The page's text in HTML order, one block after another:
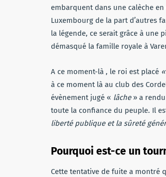
embarquent dans une calèche
Luxembourg de la part d’autres
la légende, ce serait grâce à une
démasqué la famille royale à
A ce moment-là , le roi est placé
à ce moment là au club des
évènement jugé « lâche» a rendu
toute la confiance du peuple. Il
liberté publique et la sûreté
Pourquoi est-ce un
Cette tentative de fuite a montré